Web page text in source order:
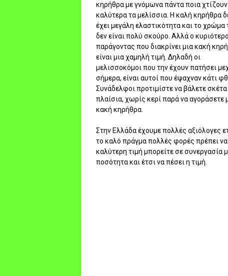
κηρήθρα με γνόμωνα πάντα ποια χτίζουν
καλύτερα τα μελίσσια. Η καλή κηρήθρα
έχει μεγάλη ελαστικότητα και το χρώμα
δεν είναι πολύ σκούρο. Αλλά ο
παράγοντας που διακρίνει μια κακή
είναι μια χαμηλή τιμή. Δηλαδή οι
μελισσοκόμοι που την έχουν πατήσει
σήμερα, είναι αυτοί που έψαχναν κάτι
Συνάδελφοι προτιμίστε να βάλετε σκέτα
πλαίσια, χωρίς κερί παρά να αγοράσετε
κακή κηρήθρα.
Στην Ελλάδα έχουμε πολλές αξιόλογες
το καλό πράγμα πολλές φορές πρέπει
καλύτερη τιμή μπορείτε σε
ποσότητα και έτσι να πέσει η τιμή.